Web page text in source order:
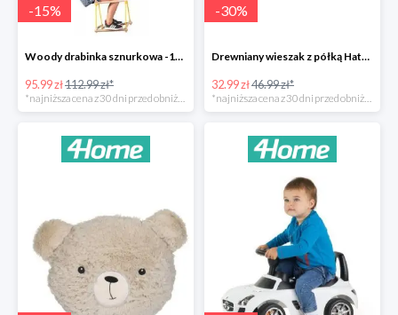
-15%
Woody drabinka sznurkowa -15%
95.99 zł112.99 zł*
-30%
Drewniany wieszak z półką Hatu, kot -30%
32.99 zł46.99 zł*